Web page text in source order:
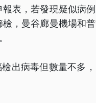
表，若發現疑似病
，曼谷廊曼機場和
出病毒但數量不多